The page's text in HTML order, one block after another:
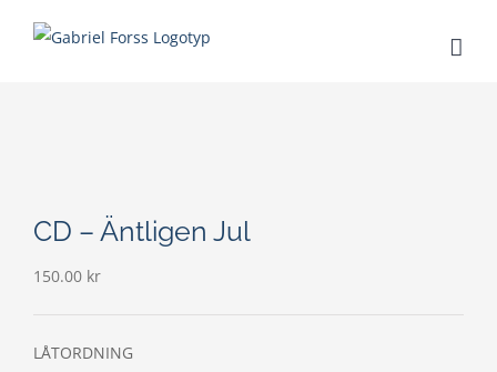
CD – Äntligen Jul
150.00 kr
LÅTORDNING